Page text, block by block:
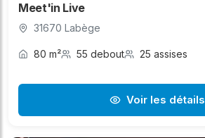
Meet'in Live
31670 Labège
80 m² 55 debout 25 assises
Voir les détails